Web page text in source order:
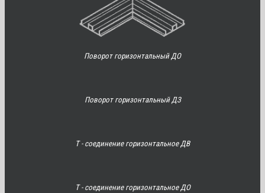
Поворот горизонтальный ДО
Поворот горизонтальный ДЗ
Т - соединение горизонтальное ДВ
Т - соединение горизонтальное ДО